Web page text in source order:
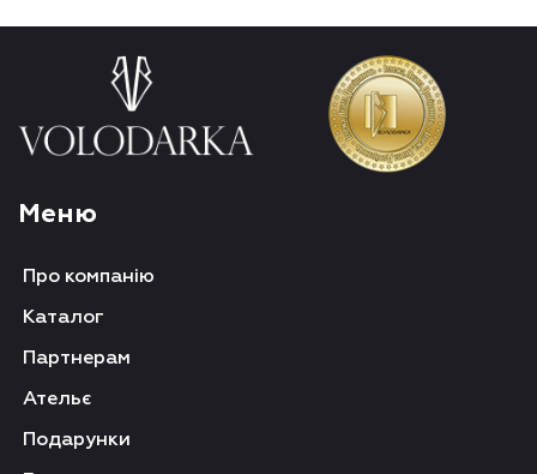
Меню
Про компанію
Каталог
Партнерам
Ательє
Подарунки